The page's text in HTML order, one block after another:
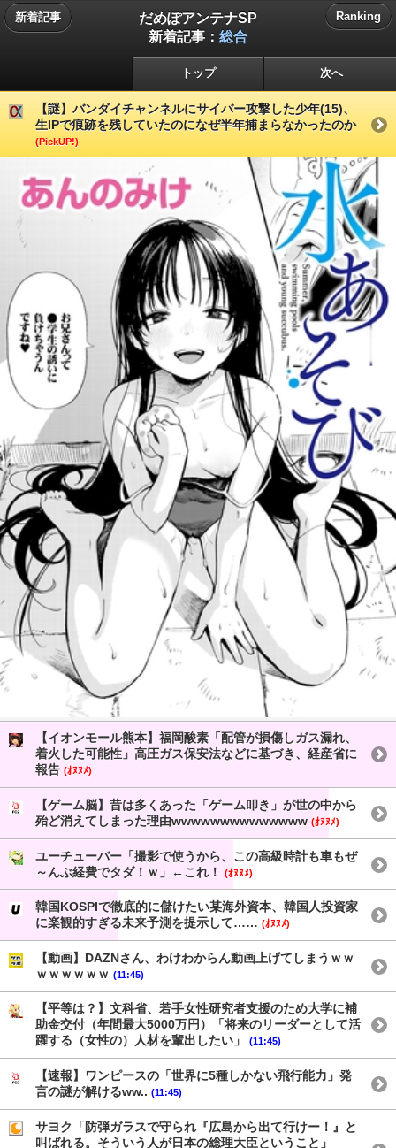
新着記事
だめぽアンテナSP
新着記事： 総合
Ranking
トップ 次へ
【謎】バンダイチャンネルにサイバー攻撃した少年(15)、
生IPで痕跡を残していたのになぜ半年捕まらなかったのか
(PickUP!)
【イオンモール熊本】福岡酸素「配管が損傷しガス漏れ、
着火した可能性」高圧ガス保安法などに基づき、経産省に
報告 (ｵﾇﾇﾒ)
【ゲーム脳】昔は多くあった「ゲーム叩き」が世の中から
殆ど消えてしまった理由wwwwwwwwwwwwww (ｵﾇﾇﾒ)
ユーチューバー「撮影で使うから、この高級時計も車もぜ
～んぶ経費でタダ！ｗ」←これ！
(ｵﾇﾇﾒ)
韓国KOSPIで徹底的に儲けたい某海外資本、韓国人投資家
に楽観的すぎる未来予測を提示して…… (ｵﾇﾇﾒ)
【動画】DAZNさん、わけわからん動画上げてしまうｗｗ
ｗｗｗｗｗｗ (11:45)
【平等は？】文科省、若手女性研究者支援のため大学に補
助金交付（年間最大5000万円）「将来のリーダーとして活
躍する（女性の）人材を輩出したい」
(11:45)
【速報】ワンピースの「世界に5種しかない飛行能力」発
言の謎が解けるww.. (11:45)
サヨク「防弾ガラスで守られ『広島から出て行けー！』と
叫ばれる。そういう人が日本の総理大臣ということ」